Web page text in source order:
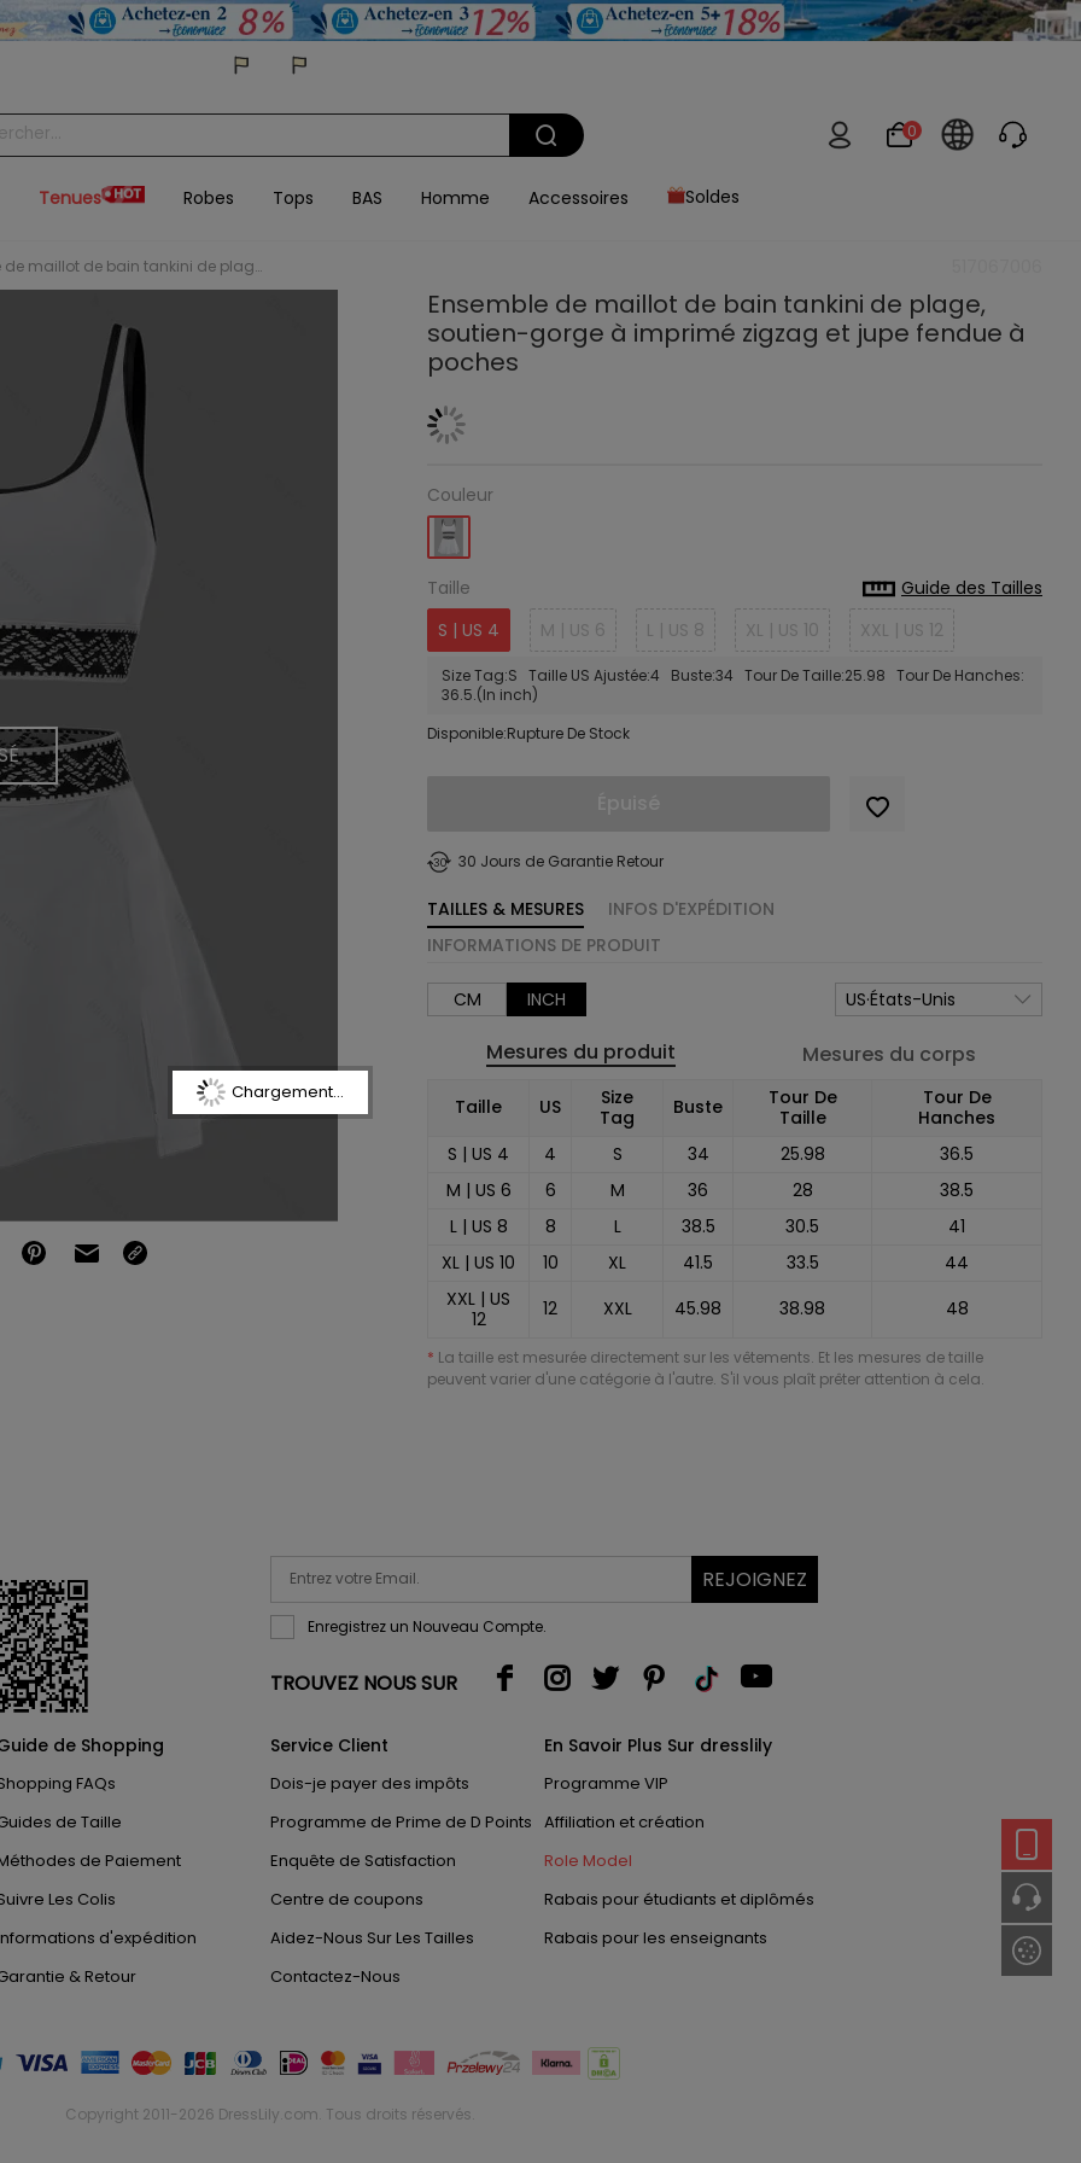
0
Tenues Robes Tops BAS Homme Accessoires Soldes
Ensemble de maillot de bain tankini de plage, soutien-gorge à imprimé zigzag et jupe fendue à poches
Ensemble de maillot de bain tankini de plage,
soutien-gorge à imprimé zigzag et jupe fendue à
poches
Couleur
Taille
Guide des Tailles
S | US 4
M | US 6 L | US 8 XL | US 10 XXL | US 12
Size Tag:S Taille US Ajustée:4 Buste:34 Tour De Taille:25.98 Tour De Hanches:
36.5.(In inch)
Disponible:Rupture De Stock
30 Jours de Garantie Retour
TAILLES & MESURES
CM INCH US·États-Unis
Mesures du produit Mesures du corps
Taille US
Size
Tag
Buste
Tour De
Taille
Tour De
Hanches
S | US 4
4 S 34 25.98
36.5
M | US 6
6 M 36 28
38.5
L | US 8
8 L 38.5 30.5
41
XL | US 10
10 XL 41.5 33.5
44
XXL | US
12
12 XXL 45.98 38.98 48
* La taille est mesurée directement sur les vêtements. Et les mesures de taille
peuvent varier d'une catégorie à l'autre. S'il vous plaît prêter attention à cela.
INFOS D'EXPÉDITION
INFORMATIONS DE PRODUIT
REJOIGNEZ
Enregistrez un Nouveau Compte.
TROUVEZ NOUS SUR
de Shopping
FAQs
de Taille
de Paiement
Les Colis
d'expédition
& Retour
Service Client
Dois-je payer des impôts
Programme de Prime de D Points
Enquête de Satisfaction
Centre de coupons
Aidez-Nous Sur Les Tailles
Contactez-Nous
En Savoir Plus Sur dresslily
Programme VIP
Affiliation et création
Role Model
Rabais pour étudiants et diplômés
Rabais pour les enseignants
Copyright 2011-2026 DressLily.com. Tous droits réservés.
Chargement...